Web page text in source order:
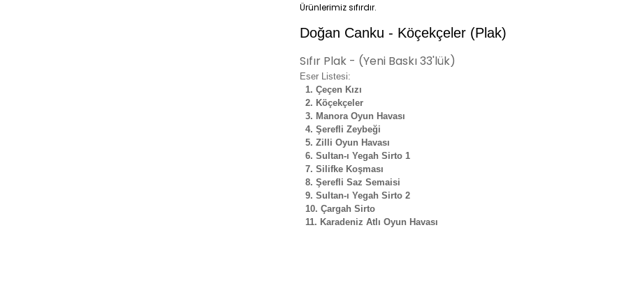
Ürünlerimiz sıfırdır.
Doğan Canku - Köçekçeler (Plak)
Sıfır Plak - (Yeni Baskı 33'lük)
Eser Listesi:
1. Çeçen Kızı
2. Köçekçeler
3. Manora Oyun Havası
4. Şerefli Zeybeği
5. Zilli Oyun Havası
6. Sultan-ı Yegah Sirto 1
7. Silifke Koşması
8. Şerefli Saz Semaisi
9. Sultan-ı Yegah Sirto 2
10. Çargah Sirto
11. Karadeniz Atlı Oyun Havası